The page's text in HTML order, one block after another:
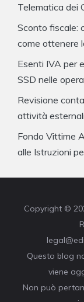
Telematica dei
Sconto fiscale:
come ottenere
Esenti IVA per
SSD nelle
Revisione
attività
Fondo Vittime
alle Istruzioni
Copyright ©
Questo blog
viene
Non può